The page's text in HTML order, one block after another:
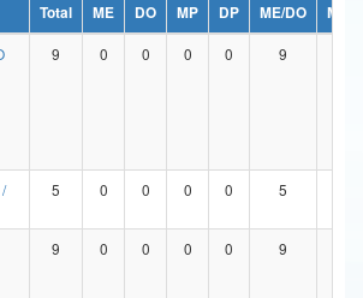
Inovações e Comunicações
Regional
e dos Direitos Humanos
Total ME DO MP DP ME/DO
MP/
9 0 0 0 0 9
5 0 0 0 0 5
9 0 0 0 0 9